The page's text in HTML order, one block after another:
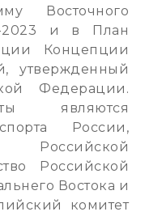
Восточного
2023 и в План
Концепции
утвержденный
Федерации.
являются
России,
Российской
Российской
Востока и
комитет